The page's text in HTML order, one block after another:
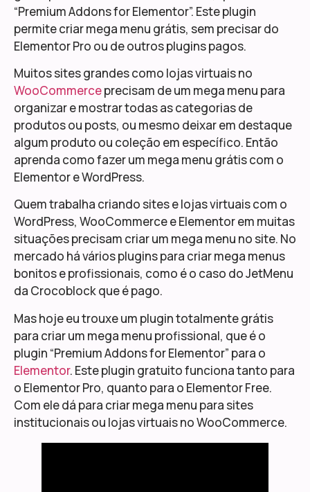
“Premium Addons for Elementor”. Este plugin
permite criar mega menu grátis, sem precisar do
Elementor Pro ou de outros plugins pagos.
Muitos sites grandes como lojas virtuais no
WooCommerceprecisam de um mega menu para
organizar e mostrar todas as categorias de
produtos ou posts, ou mesmo deixar em destaque
algum produto ou coleção em específico. Então
aprenda como fazer um mega menu grátis com o
Elementor e WordPress.
Quem trabalha criando sites e lojas virtuais com o
WordPress, WooCommerce e Elementor em muitas
situações precisam criar um mega menu no site. No
mercado há vários plugins para criar mega menus
bonitos e profissionais, como é o caso do JetMenu
da Crocoblock que é pago.
Mas hoje eu trouxe um plugin totalmente grátis
para criar um mega menu profissional, que é o
plugin “Premium Addons for Elementor” para o
Elementor. Este plugin gratuito funciona tanto para
o Elementor Pro, quanto para o Elementor Free.
Com ele dá para criar mega menu para sites
institucionais ou lojas virtuais no WooCommerce.